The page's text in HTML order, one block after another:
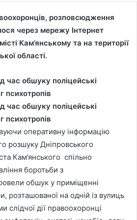
розповсюдження
через мережу Інтернет
Кам’янському та на території
області.
оперативну інформацію
розшуку Дніпровського
Кам’янського спільно
боротьби з
обшук у приміщенні
розташованої на одній із вулиць
слідчої дії правоохоронці